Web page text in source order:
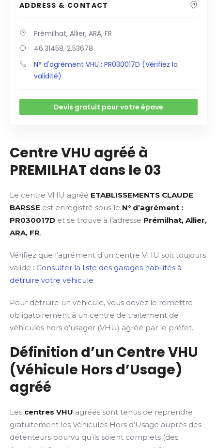
ADDRESS & CONTACT
Prémilhat, Allier, ARA, FR
46.31458, 2.53678
N° d'agrément VHU : PR030017D (Vérifiez la
validité)
Devis gratuit pour votre épave
Centre VHU agréé à
PREMILHAT dans le 03
Le centre VHU agréé ETABLISSEMENTS CLAUDE
BARSSE est enregistré sous le N° d’agrément :
PR030017D et se trouve à l’adresse Prémilhat, Allier,
ARA, FR.
Vérifiez que l’agrément d’un centre VHU soit toujours
valide : Consulter la liste des garages habilités à
détruire votre véhicule
Pour détruire un véhicule, vous devez le remettre
obligatoirement à un centre de traitement de
véhicules hors d’usager (VHU) agréé par le préfet.
Définition d’un Centre VHU
(Véhicule Hors d’Usage)
agréé
Les centres VHU agréés sont tenus de reprendre
gratuitement les Véhicules Hors d’Usage auprès des
détenteurs pourvu qu’ils soient complets (des